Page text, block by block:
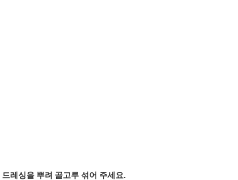
레싱을 뿌려 골고루 섞어 주세요.